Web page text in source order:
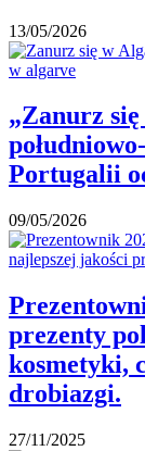
13/05/2026
„Zanurz
Portugalii
09/05/2026
prezenty
kosmetyki,
drobiazgi.
27/11/2025